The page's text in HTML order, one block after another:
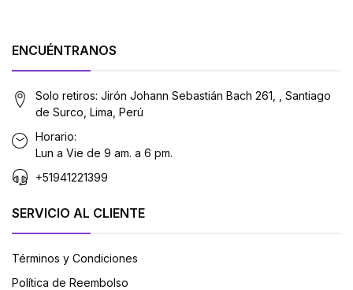
ENCUÉNTRANOS
Solo retiros: Jirón Johann Sebastián Bach 261, , Santiago
de Surco, Lima, Perú
Horario:
Lun a Vie de 9 am. a 6 pm.
+51941221399
SERVICIO AL CLIENTE
Términos y Condiciones
Política de Reembolso